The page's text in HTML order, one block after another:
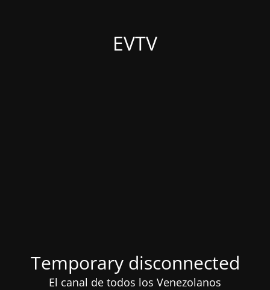
EVTV
Temporary disconnected
El canal de todos los Venezolanos